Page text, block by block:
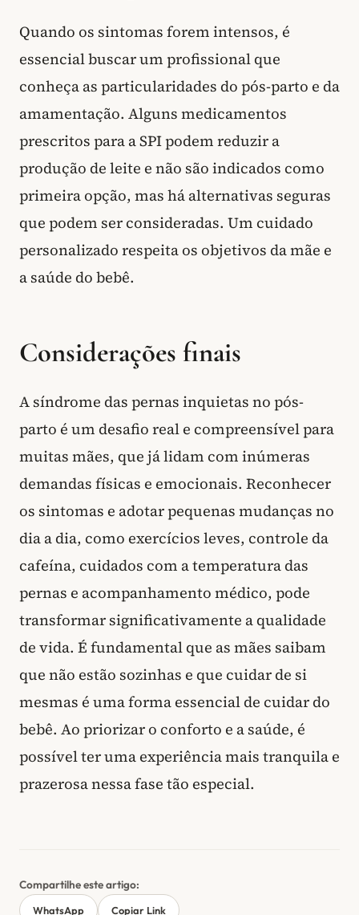
Quando os sintomas forem intensos, é
essencial buscar um profissional que
conheça as particularidades do pós-parto e da
amamentação. Alguns medicamentos
prescritos para a SPI podem reduzir a
produção de leite e não são indicados como
primeira opção, mas há alternativas seguras
que podem ser consideradas. Um cuidado
personalizado respeita os objetivos da mãe e
a saúde do bebê.
Considerações finais
A síndrome das pernas inquietas no pós-
parto é um desafio real e compreensível para
muitas mães, que já lidam com inúmeras
demandas físicas e emocionais. Reconhecer
os sintomas e adotar pequenas mudanças no
dia a dia, como exercícios leves, controle da
cafeína, cuidados com a temperatura das
pernas e acompanhamento médico, pode
transformar significativamente a qualidade
de vida. É fundamental que as mães saibam
que não estão sozinhas e que cuidar de si
mesmas é uma forma essencial de cuidar do
bebê. Ao priorizar o conforto e a saúde, é
possível ter uma experiência mais tranquila e
prazerosa nessa fase tão especial.
Compartilhe este artigo:
WhatsApp Copiar Link